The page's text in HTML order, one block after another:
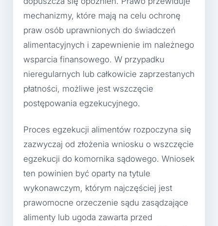
mechanizmy, które mają na celu ochronę
praw osób uprawnionych do świadczeń
alimentacyjnych i zapewnienie im należnego
wsparcia finansowego. W przypadku
nieregularnych lub całkowicie zaprzestanych
płatności, możliwe jest wszczęcie
postępowania egzekucyjnego.
Proces egzekucji alimentów rozpoczyna się
zazwyczaj od złożenia wniosku o wszczęcie
egzekucji do komornika sądowego. Wniosek
ten powinien być oparty na tytule
wykonawczym, którym najczęściej jest
prawomocne orzeczenie sądu zasądzające
alimenty lub ugoda zawarta przed